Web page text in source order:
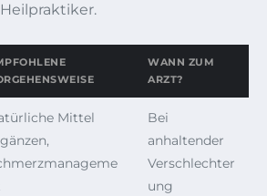
WANN ZUM
ARZT?
Mittel
Bei
anhaltender
Verschlechter
ung